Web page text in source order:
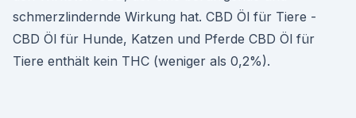
schmerzlindernde Wirkung hat. CBD Öl für Tiere -
CBD Öl für Hunde, Katzen und Pferde CBD Öl für
Tiere enthält kein THC (weniger als 0,2%).